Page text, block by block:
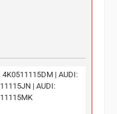
4K0511115DM | AUDI:
| AUDI: